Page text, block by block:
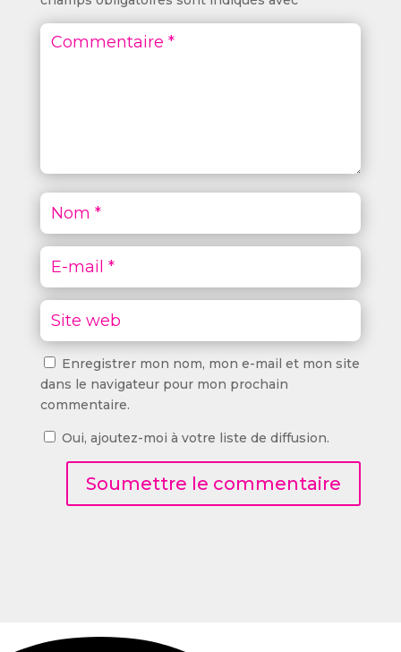
Enregistrer mon nom, mon e-mail et mon site
dans le navigateur pour mon prochain
commentaire.
Oui, ajoutez-moi à votre liste de diffusion.
Soumettre le commentaire